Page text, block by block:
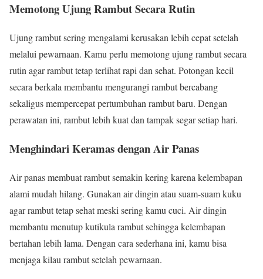
Memotong Ujung Rambut Secara Rutin
Ujung rambut sering mengalami kerusakan lebih cepat setelah
melalui pewarnaan. Kamu perlu memotong ujung rambut secara
rutin agar rambut tetap terlihat rapi dan sehat. Potongan kecil
secara berkala membantu mengurangi rambut bercabang
sekaligus mempercepat pertumbuhan rambut baru. Dengan
perawatan ini, rambut lebih kuat dan tampak segar setiap hari.
Menghindari Keramas dengan Air Panas
Air panas membuat rambut semakin kering karena kelembapan
alami mudah hilang. Gunakan air dingin atau suam-suam kuku
agar rambut tetap sehat meski sering kamu cuci. Air dingin
membantu menutup kutikula rambut sehingga kelembapan
bertahan lebih lama. Dengan cara sederhana ini, kamu bisa
menjaga kilau rambut setelah pewarnaan.